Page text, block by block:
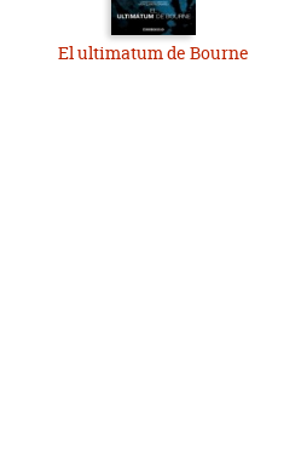
El ultimatum de Bourne